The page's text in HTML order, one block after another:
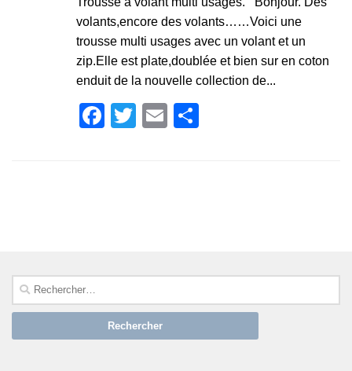
volants,encore des volants……Voici une
trousse multi usages avec un volant et un
zip.Elle est plate,doublée et bien sur en coton
enduit de la nouvelle collection de...
Facebook
TwitterEmail
Rechercher :